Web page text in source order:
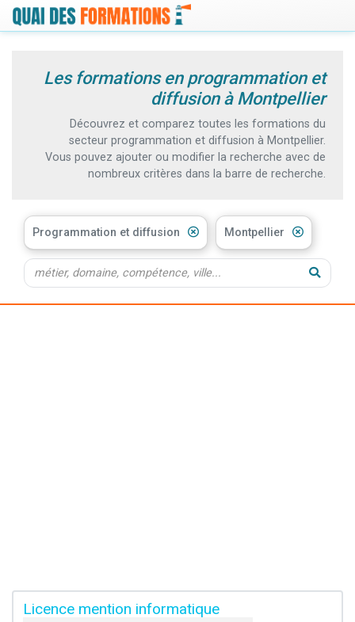
Les formations en programmation et
diffusion à Montpellier
Découvrez et comparez toutes les formations du
secteur programmation et diffusion à Montpellier.
Vous pouvez ajouter ou modifier la recherche avec de
nombreux critères dans la barre de recherche.
Programmation et diffusion Montpellier
Licence mention informatique